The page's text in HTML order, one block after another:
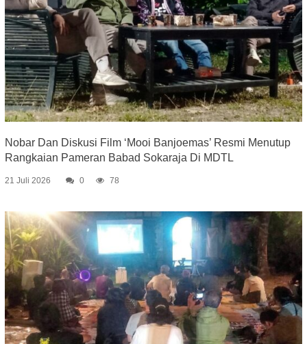
Nobar Dan Diskusi Film ‘Mooi Banjoemas’ Resmi Menutup
Rangkaian Pameran Babad Sokaraja Di MDTL
21 Juli 2026 0 78